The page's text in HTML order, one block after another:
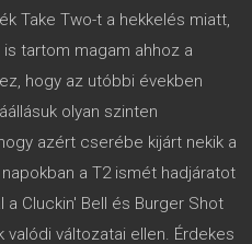
Take Two-t a hekkelés miatt,
tartom magam ahhoz a
hogy az utóbbi években
olyan szinten
azért cserébe kijárt nekik a
a T2 ismét hadjáratot
a Cluckin' Bell és Burger Shot
valódi változatai ellen. Érdekes